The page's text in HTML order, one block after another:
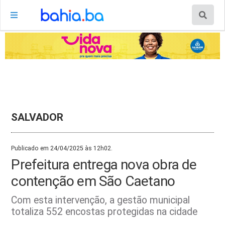
SALVADOR
Publicado em 24/04/2025 às 12h02.
Prefeitura entrega nova obra de
contenção em São Caetano
Com esta intervenção, a gestão municipal
totaliza 552 encostas protegidas na cidade